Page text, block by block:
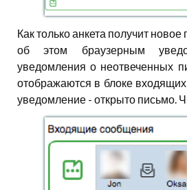
Как только анкета получит
об этом браузерным
уведомления о неотвеченных
отображаются в блоке
уведомление - открыто письмо.